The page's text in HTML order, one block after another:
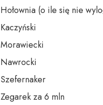
Hołownia (o ile się nie
Kaczyński
Morawiecki
Nawrocki
Szefernaker
Zegarek za 6 mln